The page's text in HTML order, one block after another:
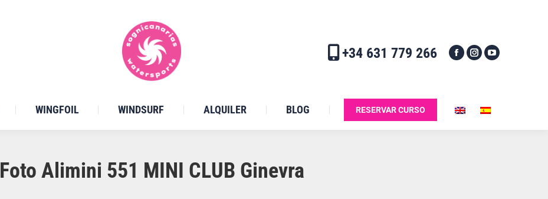
+34 631 779 266
WINGFOIL WINDSURF ALQUILER BLOG RESERVAR CURSO
Foto Alimini 551 MINI CLUB Ginevra